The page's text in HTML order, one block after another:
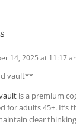
14, 2025 at 11:17
vault**
is a premium
for adults 45+. It’s
clear thinking